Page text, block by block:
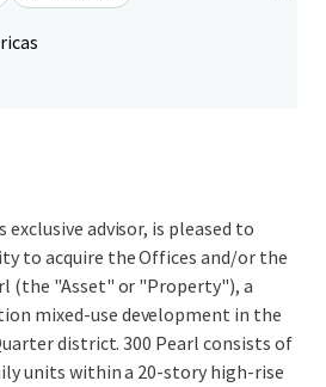
exclusive advisor, is pleased to
to acquire the Offices and/or the
(the "Asset" or "Property"), a
mixed-use development in the
district. 300 Pearl consists of
units within a 20-story high-rise